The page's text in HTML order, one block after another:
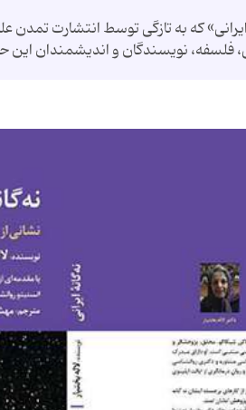
که به تازگی توسط انتشارت
فلسفه، نویسندگان و اندیشمندان این